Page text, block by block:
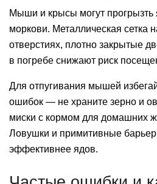
Мыши и крысы могут прогрызть
моркови. Металлическая сетка
отверстиях, плотно закрытые
в погребе снижают риск
Для отпугивания мышей
ошибок — не храните зерно и
миски с кормом для домашних
Ловушки и примитивные
эффективнее ядов.